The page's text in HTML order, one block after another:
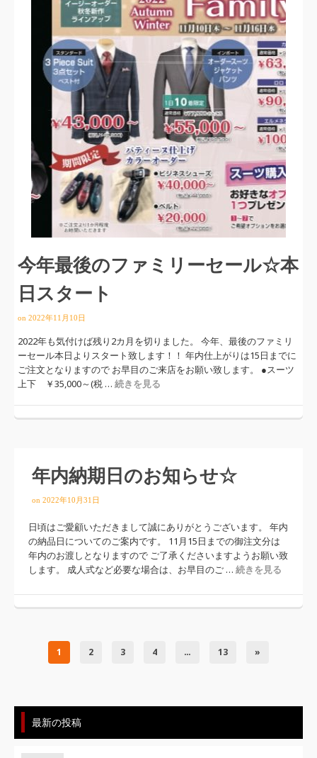
今年最後のファミリーセール☆本
日スタート
on 2022年11月10日
2022年も気付けば残り2カ月を切りました。 今年、最後のファミリ
ーセール本日よりスタート致します！！ 年内仕上がりは15日までに
ご注文となりますので お早目のご来店をお願い致します。 ●スーツ
上下 ￥35,000～(税 … 続きを見る
年内納期日のお知らせ☆
on 2022年10月31日
日頃はご愛顧いただきまして誠にありがとうございます。 年内
の納品日についてのご案内です。 11月15日までの御注文分は
年内のお渡しとなりますので ご了承くださいますようお願い致
します。 成人式など必要な場合は、お早目のご … 続きを見る
1 2 3 4 … 13 »
最新の投稿